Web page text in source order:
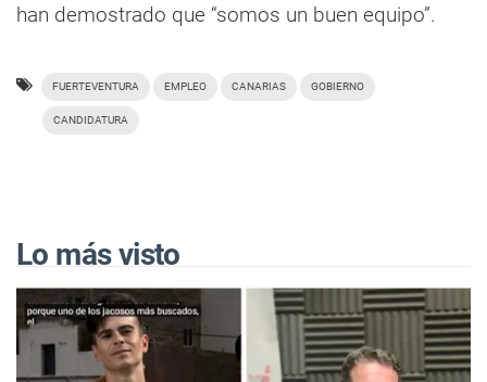
han demostrado que “somos un buen equipo”.
FUERTEVENTURA EMPLEO CANARIAS GOBIERNO
CANDIDATURA
Lo más visto